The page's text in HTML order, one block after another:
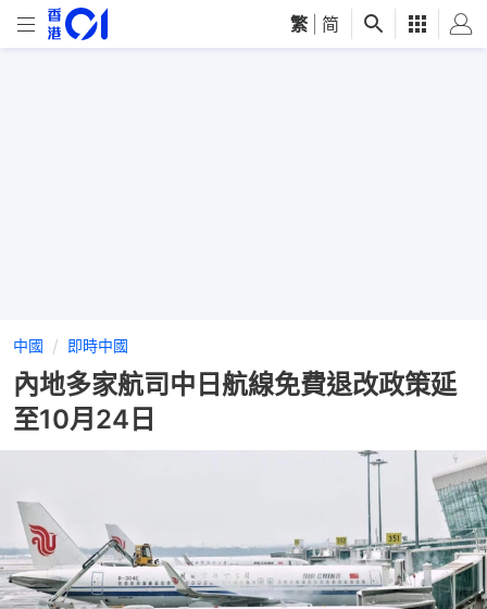
繁 简
中國 即時中國
內地多家航司中日航線免費退改政策延
至10月24日